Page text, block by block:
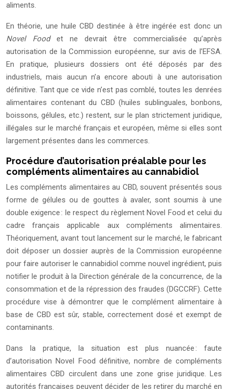
aliments.
En théorie, une huile CBD destinée à être ingérée est donc un
Novel Foodet ne devrait être commercialisée qu’après
autorisation de la Commission européenne, sur avis de l’EFSA.
En pratique, plusieurs dossiers ont été déposés par des
industriels, mais aucun n’a encore abouti à une autorisation
définitive. Tant que ce vide n’est pas comblé, toutes les denrées
alimentaires contenant du CBD (huiles sublinguales, bonbons,
boissons, gélules, etc.) restent, sur le plan strictement juridique,
illégales sur le marché français et européen, même si elles sont
largement présentes dans les commerces.
Procédure d’autorisation préalable pour les
compléments alimentaires au cannabidiol
Les compléments alimentaires au CBD, souvent présentés sous
forme de gélules ou de gouttes à avaler, sont soumis à une
double exigence : le respect du règlement Novel Food et celui du
cadre français applicable aux compléments alimentaires.
Théoriquement, avant tout lancement sur le marché, le fabricant
doit déposer un dossier auprès de la Commission européenne
pour faire autoriser le cannabidiol comme nouvel ingrédient, puis
notifier le produit à la Direction générale de la concurrence, de la
consommation et de la répression des fraudes (DGCCRF). Cette
procédure vise à démontrer que le complément alimentaire à
base de CBD est sûr, stable, correctement dosé et exempt de
contaminants.
Dans la pratique, la situation est plus nuancée : faute
d’autorisation Novel Food définitive, nombre de compléments
alimentaires CBD circulent dans une zone grise juridique. Les
autorités françaises peuvent décider de les retirer du marché en